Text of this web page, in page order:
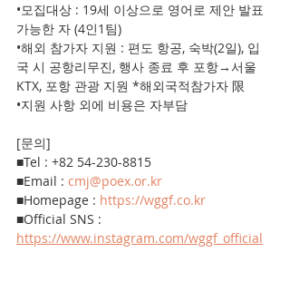
•모집대상 : 19세 이상으로 영어로 제안 발표
가능한 자 (4인1팀)
•해외 참가자 지원 : 편도 항공, 숙박(2일), 입
국 시 공항리무진, 행사 종료 후 포항→서울
KTX, 포항 관광 지원 *해외국적참가자 限
•지원 사항 외에 비용은 자부담
[문의]
■Tel : +82 54-230-8815
■Email : cmj@poex.or.kr
■Homepage : https://wggf.co.kr
■Official SNS :
https://www.instagram.com/wggf_official